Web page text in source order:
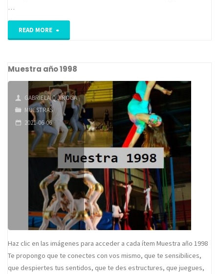
…
READ MORE "Muestra
1999"
Muestra año 1998
GABRIELA QUIROGA
MUESTRAS
2021-06-06
Haz clic en las imágenes para acceder a cada ítem Muestra año 1998
Te propongo que te conectes con vos mismo, que te sensibilices,
que despiertes tus sentidos, que te des estructures, que juegues,